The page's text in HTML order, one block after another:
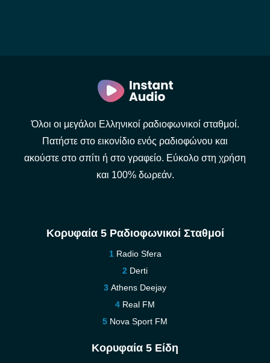
Όλοι οι μεγάλοι Ελληνικοί ραδιοφωνικοί σταθμοί.
Πατήστε στο εικονίδιο ενός ραδιοφώνου και
ακούστε στο σπίτι ή στο γραφείο. Εύκολο στη χρήση
και 100% δωρεάν.
Κορυφαία 5 Ραδιοφωνικοί Σταθμοί
Radio Sfera
Derti
Athens Deejay
Real FM
Nova Sport FM
Κορυφαία 5 Είδη